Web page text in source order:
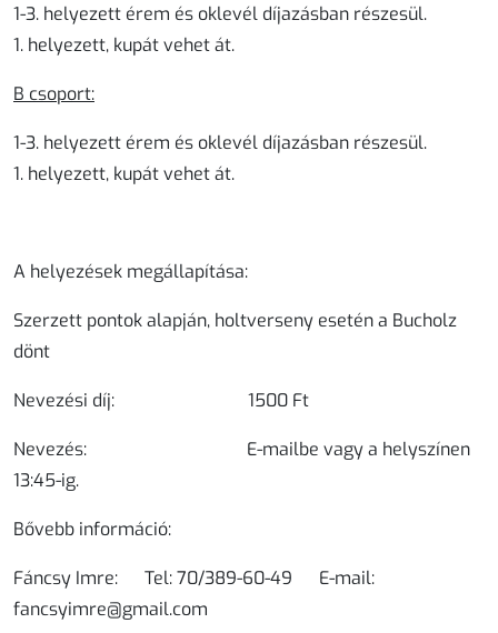
1-3. helyezett érem és oklevél díjazásban részesül.
1. helyezett, kupát vehet át.
B csoport:
1-3. helyezett érem és oklevél díjazásban részesül.
1. helyezett, kupát vehet át.
A helyezések megállapítása:
Szerzett pontok alapján, holtverseny esetén a Bucholz
dönt
Nevezési díj: 1500 Ft
Nevezés: E-mailbe vagy a helyszínen
13:45-ig.
Bővebb információ:
Fáncsy Imre: Tel: 70/389-60-49 E-mail:
fancsyimre@gmail.com